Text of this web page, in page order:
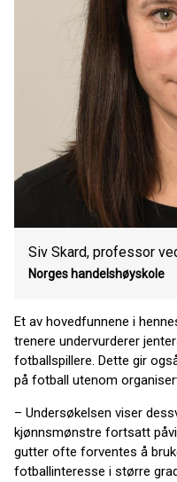
Siv Skard, professor
Norges handelshøyskole
Et av hovedfunnene i
trenere undervurderer
fotballspillere. Dette gir
på fotball utenom
– Undersøkelsen viser
kjønnsmønstre fortsatt
gutter ofte forventes å
fotballinteresse i større